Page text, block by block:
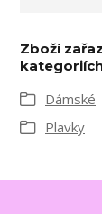
Zboží
Dámské
Plavky